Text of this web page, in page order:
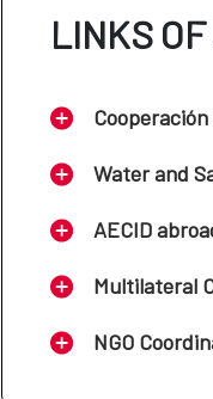
LINKS
Cooperación
Water and
AECID
Multilateral
NGO